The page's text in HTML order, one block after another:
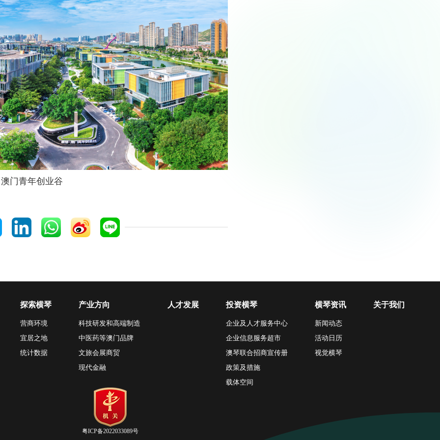
澳门青年创业谷
探索横琴
营商环境
宜居之地
统计数据
产业方向
科技研发和高端制造
中医药等澳门品牌
文旅会展商贸
现代金融
人才发展 投资横琴
企业及人才服务中心
企业信息服务超市
澳琴联合招商宣传册
政策及措施
载体空间
横琴资讯
新闻动态
活动日历
视觉横琴
关于我们
粤ICP备2022033089号